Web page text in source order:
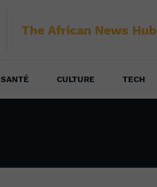
The African News Hub
SANTÉ CULTURE TECH